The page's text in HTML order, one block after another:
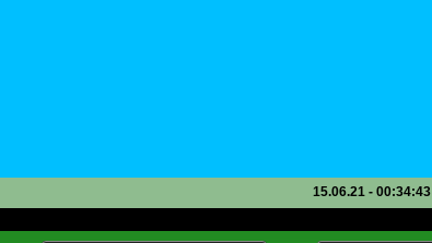
15.06.21 - 00:34:43